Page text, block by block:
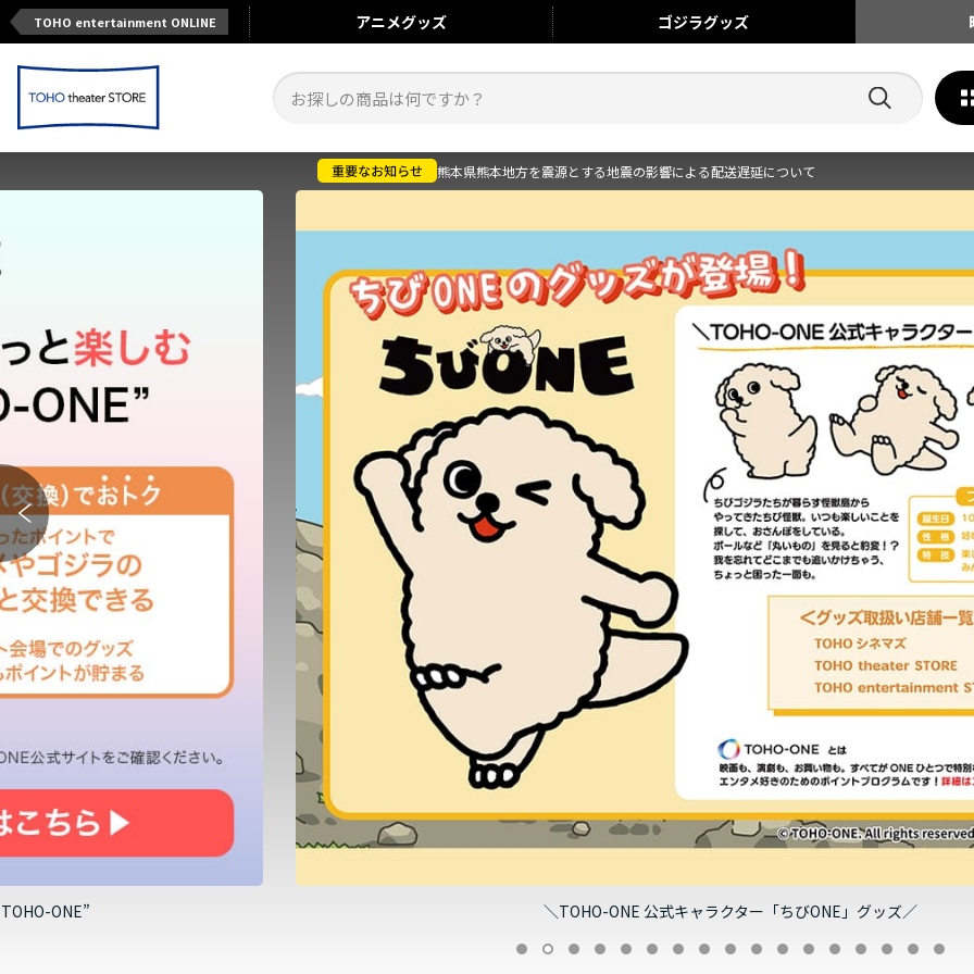
TOHO entertainment ONLINE アニメグッズ ゴジラグッズ
熊本県熊本地方を震源とする地震の影響による配送遅延について
ONE” ＼TOHO-ONE 公式キャラクター「ちびONE」グッズ／